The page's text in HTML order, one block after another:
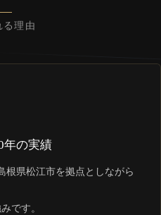
る理由
年の実績
根県松江市を拠点としながら
です。